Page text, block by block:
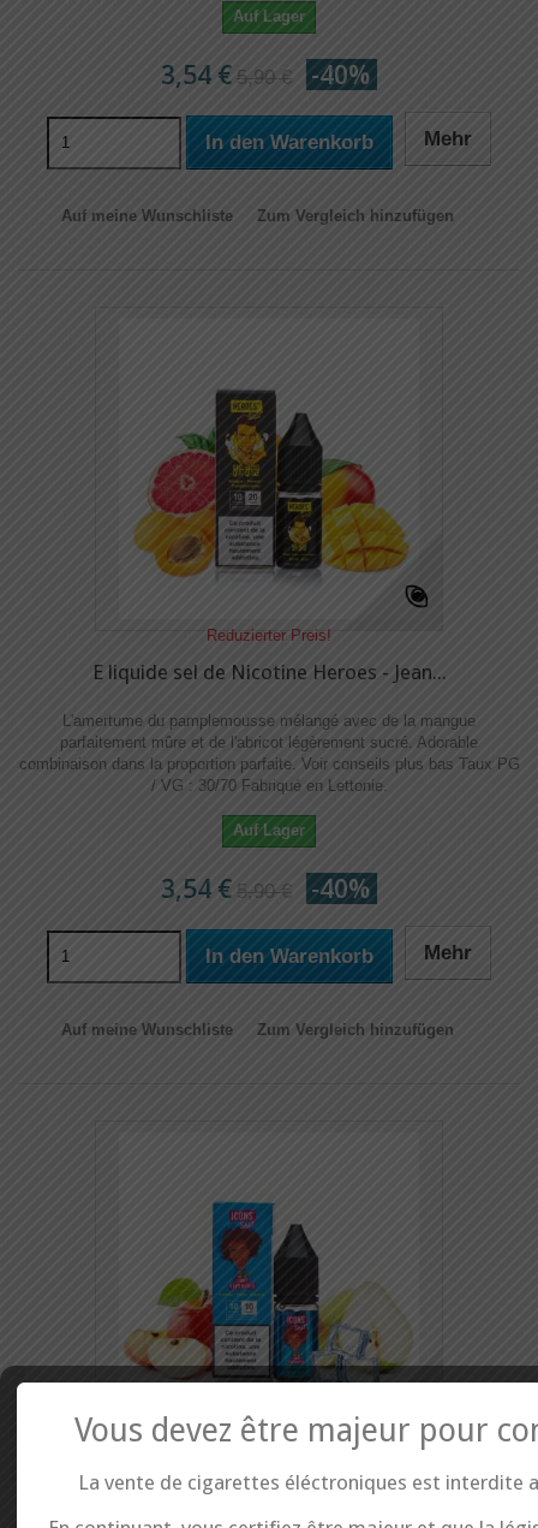
Auf Lager
3,54 € 5,90 € -40%
In den Warenkorb Mehr
Auf meine Wunschliste Zum Vergleich hinzufügen
Reduzierter Preis!
E liquide sel de Nicotine Heroes - Jean...
L'amertume du pamplemousse mélangé avec de la mangue
parfaitement mûre et de l'abricot légèrement sucré. Adorable
combinaison dans la proportion parfaite. Voir conseils plus bas Taux PG
/ VG : 30/70 Fabriqué en Lettonie.
Auf Lager
3,54 € 5,90 € -40%
In den Warenkorb Mehr
Auf meine Wunschliste Zum Vergleich hinzufügen
E liquide sel de Nicotine Icons - Jimmy...
Vous devez être majeur pour
La vente de cigarettes éléctroniques est interdite